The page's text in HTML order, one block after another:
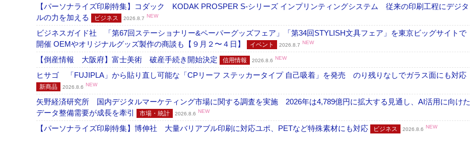
【パーソナライズ印刷特集】コダック KODAK PROSPER S-シリーズ インプリンティングシステム 従来の印刷工程にデジタ
ルの力を加える
ビジネス 2026.8.7 NEW
ビジネスガイド社 「第67回ステーショナリー&ペーパーグッズフェア」「第34回STYLISH文具フェア」を東京ビッグサイトで
開催 OEMやオリジナルグッズ製作の商談も【９月２〜４日】
イベント 2026.8.7 NEW
【倒産情報 大阪府】富士美術 破産手続き開始決定 信用情報 2026.8.6 NEW
ヒサゴ 「FUJIPLA」から貼り直し可能な「CPリーフ ステッカータイプ 自己吸着」を発売 のり残りなしでガラス面にも対応
新商品 2026.8.6 NEW
矢野経済研究所 国内デジタルマーケティング市場に関する調査を実施 2026年は4,789億円に拡大する見通し、AI活用に向けた
データ整備需要が成長を牽引
市場・統計 2026.8.6 NEW
【パーソナライズ印刷特集】博伸社 大量バリアブル印刷に対応ユポ、PETなど特殊素材にも対応 ビジネス 2026.8.6 NEW